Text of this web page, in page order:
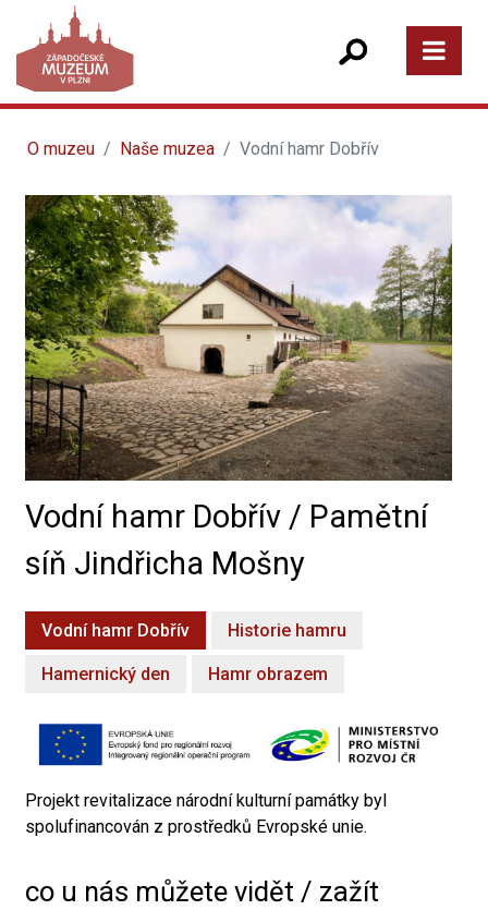
O muzeu Naše muzea Vodní hamr Dobřív
Vodní hamr Dobřív / Pamětní
síň Jindřicha Mošny
Vodní hamr Dobřív Historie hamru
Hamernický den Hamr obrazem
Projekt revitalizace národní kulturní památky byl
spolufinancován z prostředků Evropské unie.
co u nás můžete vidět / zažít